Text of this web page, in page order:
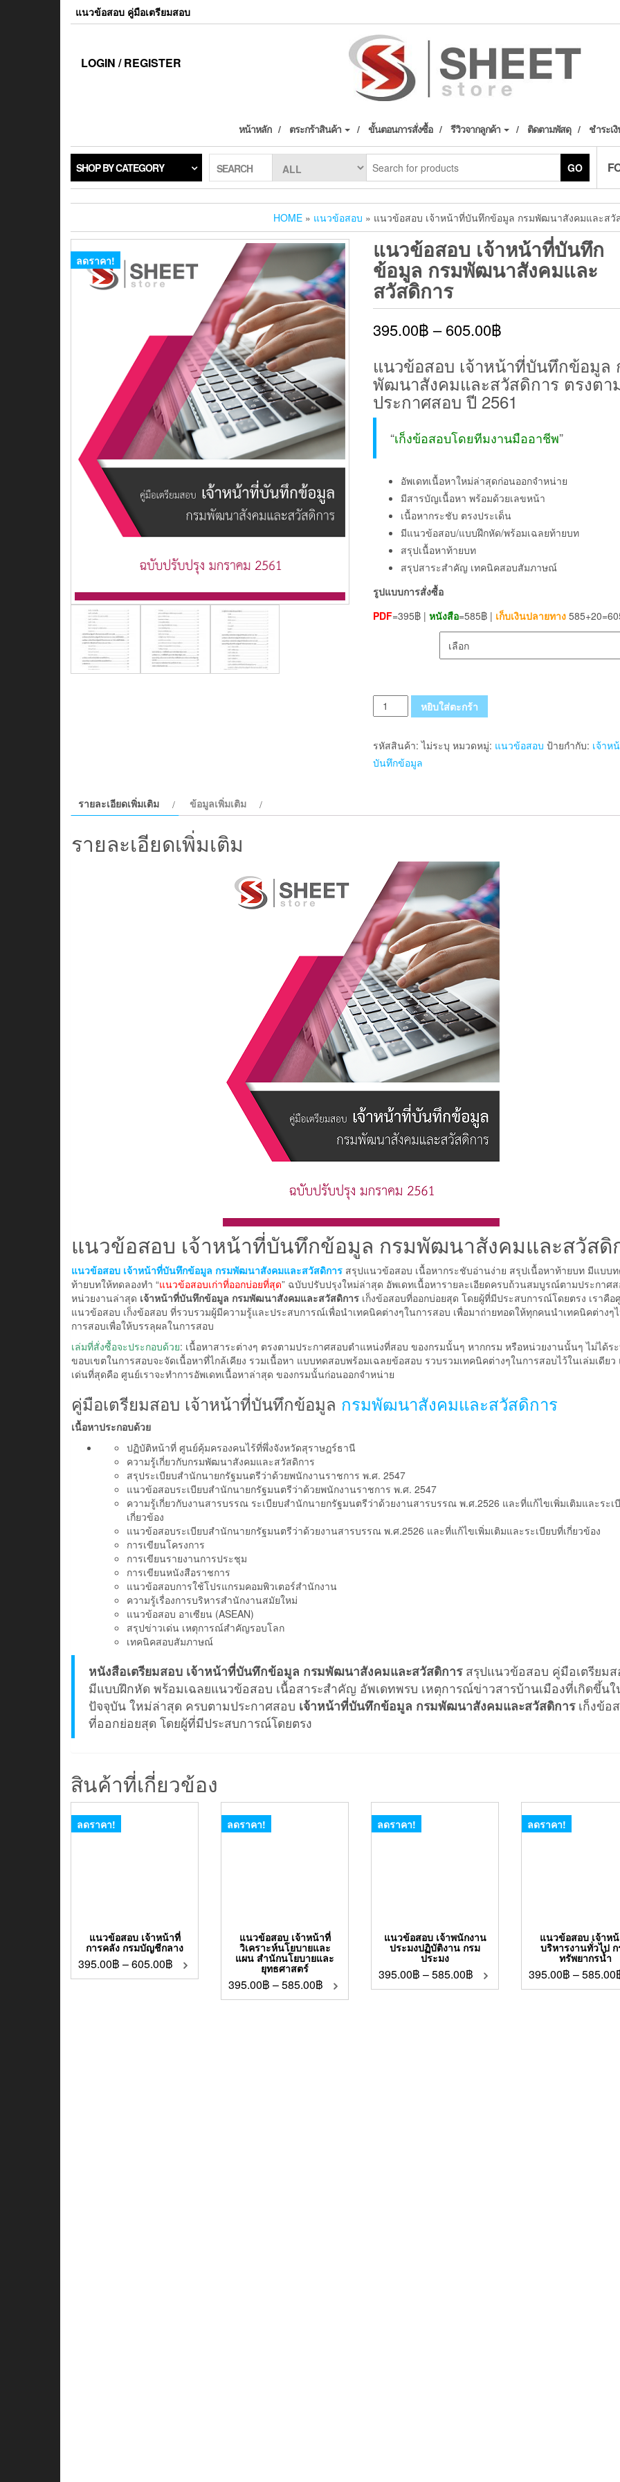
แนวข้อสอบ คู่มือเตรียมสอบ
LOGIN / REGISTER
หน้าหลัก ตระกร้าสินค้า ขั้นตอนการสั่งซื้อ รีวิวจากลูกค้า ติดตามพัสดุ ชำระเ
SHOP BY CATEGORY SEARCH GO
HOME » แนวข้อสอบ » แนวข้อสอบ เจ้าหน้าที่บันทึกข้อมูล กรมพัฒนาสังคมและสวั
ลดราคา! แนวข้อสอบ เจ้าหน้าที่บันทึก
ข้อมูล กรมพัฒนาสังคมและ
สวัสดิการ
395.00฿ –605.00฿
แนวข้อสอบ เจ้าหน้าที่บันทึกข้อมูล
พัฒนาสังคมและสวัสดิการ ตรงตา
ประกาศสอบ ปี 2561
“เก็งข้อสอบโดยทีมงานมืออาชีพ”
อัพเดทเนื้อหาใหม่ล่าสุดก่อนออกจำหน่าย
มีสารบัญเนื้อหา พร้อมด้วยเลขหน้า
เนื้อหากระชับ ตรงประเด็น
มีแนวข้อสอบ/แบบฝึกหัด/พร้อมเฉลยท้ายบท
สรุปเนื้อหาท้ายบท
สรุปสาระสำคัญ เทคนิคสอบสัมภาษณ์
รูปแบบการสั่งซื้อ
PDF=395฿ | หนังสือ=585฿ | เก็บเงินปลายทาง
จำนวน
แนว
และ
สวัสดิการ
ชิ้น
หยิบใส่ตะกร้า
รหัสสินค้า:ไม่ระบุ หมวดหมู่: แนวข้อสอบ ป้ายกำกับ: เจ้าห
บันทึกข้อมูล
รายละเอียดเพิ่มเติม ข้อมูลเพิ่มเติม
รายละเอียดเพิ่มเติม
แนวข้อสอบ เจ้าหน้าที่บันทึกข้อมูล กรมพัฒนาสังคมและสวัสดิ
แนวข้อสอบ เจ้าหน้าที่บันทึกข้อมูล กรมพัฒนาสังคมและสวัสดิการ สรุปแนวข้อสอบ เนื้อหากระชับอ่านง่าย สรุปเนื้อหาท้ายบท มีแบบ
ท้ายบทให้ทดลองทำ “แนวข้อสอบเก่าที่ออกบ่อยที่สุด” ฉบับปรับปรุงใหม่ล่าสุด อัพเดทเนื้อหารายละเอียดครบถ้วนสมบูรณ์ตามประกาศ
หน่วยงานล่าสุด เจ้าหน้าที่บันทึกข้อมูล กรมพัฒนาสังคมและสวัสดิการ เก็งข้อสอบที่ออกบ่อยสุด โดยผู้ที่มีประสบการณ์โดยตรง เราคือ
แนวข้อสอบ เก็งข้อสอบ ที่รวบรวมผู้มีความรู้และประสบการณ์เพื่อนำเทคนิคต่างๆในการสอบ เพื่อมาถ่ายทอดให้ทุกคนนำเทคนิคต่างๆ
การสอบเพื่อให้บรรลุผลในการสอบ
เล่มที่สั่งซื้อจะประกอบด้วย: เนื้อหาสาระต่างๆ ตรงตามประกาศสอบตำแหน่งที่สอบ ของกรมนั้นๆ หากกรม หรือหน่วยงานนั้นๆ ไม่ได้ร
ขอบเขตในการสอบจะจัดเนื้อหาที่ไกล้เคียง รวมเนื้อหา แบบทดสอบพร้อมเฉลยข้อสอบ รวบรวมเทคนิคต่างๆในการสอบไว้ในเล่มเดียว
เด่นที่สุดคือ ศูนย์เราจะทำการอัพเดทเนื้อหาล่าสุด ของกรมนั้นก่อนออกจำหน่าย
คู่มือเตรียมสอบ เจ้าหน้าที่บันทึกข้อมูล กรมพัฒนาสังคมและสวัสดิการ
เนื้อหาประกอบด้วย
ปฏิบัติหน้าที่ ศูนย์คุ้มครองคนไร้ที่พึ่งจังหวัดสุราษฎร์ธานี
ความรู้เกี่ยวกับกรมพัฒนาสังคมและสวัสดิการ
สรุประเบียบสำนักนายกรัฐมนตรีว่าด้วยพนักงานราชการ พ.ศ. 2547
แนวข้อสอบระเบียบสำนักนายกรัฐมนตรีว่าด้วยพนักงานราชการ พ.ศ. 2547
ความรู้เกี่ยวกับงานสารบรรณ ระเบียบสำนักนายกรัฐมนตรีว่าด้วยงานสารบรรณ พ.ศ.2526 และที่แก้ไขเพิ่มเติมและระเ
เกี่ยวข้อง
แนวข้อสอบระเบียบสำนักนายกรัฐมนตรีว่าด้วยงานสารบรรณ พ.ศ.2526 และที่แก้ไขเพิ่มเติมและระเบียบที่เกี่ยวข้อง
การเขียนโครงการ
การเขียนรายงานการประชุม
การเขียนหนังสือราชการ
แนวข้อสอบการใช้โปรแกรมคอมพิวเตอร์สำนักงาน
ความรู้เรื่องการบริหารสำนักงานสมัยใหม่
แนวข้อสอบ อาเซียน (ASEAN)
สรุปข่าวเด่น เหตุการณ์สำคัญรอบโลก
เทคนิคสอบสัมภาษณ์
หนังสือเตรียมสอบ เจ้าหน้าที่บันทึกข้อมูล กรมพัฒนาสังคมและสวัสดิการ สรุปแนวข้อสอบ คู่มือเตรียม
มีแบบฝึกหัด พร้อมเฉลยแนวข้อสอบ เนื้อสาระสำคัญ อัพเดทพรบ เหตุการณ์ข่าวสารบ้านเมืองที่เกิดขึ้นใ
ปัจจุบัน ใหม่ล่าสุด ครบตามประกาศสอบ เจ้าหน้าที่บันทึกข้อมูล กรมพัฒนาสังคมและสวัสดิการ เก็งข้อ
ที่ออกย่อยสุด โดยผู้ที่มีประสบการณ์โดยตรง
สินค้าที่เกี่ยวข้อง
ลดราคา!
แนวข้อสอบ เจ้าหน้าที่
การคลัง กรมบัญชีกลาง
395.00฿ –605.00฿
ลดราคา!
แนวข้อสอบ เจ้าหน้าที่
วิเคราะห์นโยบายและ
แผน สำนักนโยบายและ
ยุทธศาสตร์
395.00฿ –585.00฿
ลดราคา!
แนวข้อสอบ เจ้าพนักงาน
ประมงปฏิบัติงาน กรม
ประมง
395.00฿ –585.00฿
ลดราคา!
แนวข้อสอบ เจ้าห
บริหารงานทั่วไป
ทรัพยากรน้ำ
395.00฿ –585.00